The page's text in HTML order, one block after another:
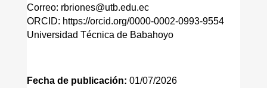
Correo: rbriones@utb.edu.ec
ORCID: https://orcid.org/0000-0002-0993-9554
Universidad Técnica de Babahoyo
Fecha de publicación: 01/07/2026